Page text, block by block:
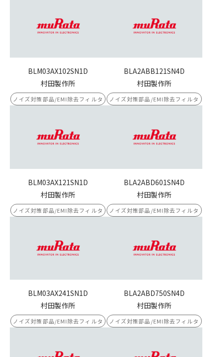
BLM03AX102SN1D
村田製作所
ノイズ対策部品/EMI除去フィルタ
BLA2ABB121SN4D
村田製作所
ノイズ対策部品/EMI除去フィルタ
BLM03AX121SN1D
村田製作所
ノイズ対策部品/EMI除去フィルタ
BLA2ABD601SN4D
村田製作所
ノイズ対策部品/EMI除去フィルタ
BLM03AX241SN1D
村田製作所
ノイズ対策部品/EMI除去フィルタ
BLA2ABD750SN4D
村田製作所
ノイズ対策部品/EMI除去フィルタ